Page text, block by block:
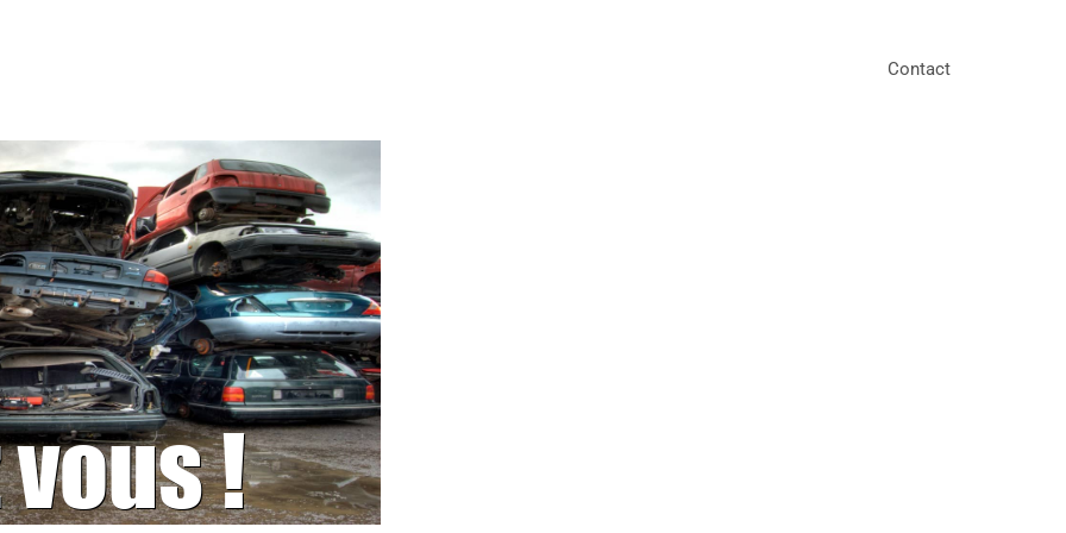
Contact
!